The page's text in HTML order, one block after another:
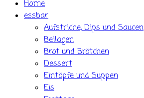
Home
essbar
Aufstriche, Dips und Saucen
Beilagen
Brot und Brötchen
Dessert
Eintöpfe und Suppen
Eis